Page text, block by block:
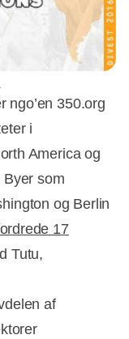
350.org
i
America og
Byer som
og Berlin
17
Tutu,
af